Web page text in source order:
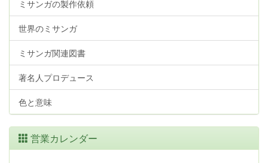
ミサンガの製作依頼
世界のミサンガ
ミサンガ関連図書
著名人プロデュース
色と意味
営業カレンダー